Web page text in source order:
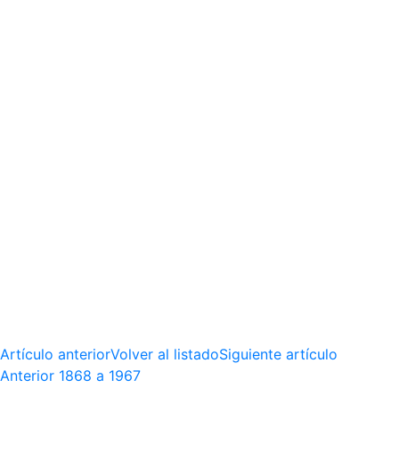
Artículo anteriorVolver al listadoSiguiente artículo
Anterior 1868 a 1967